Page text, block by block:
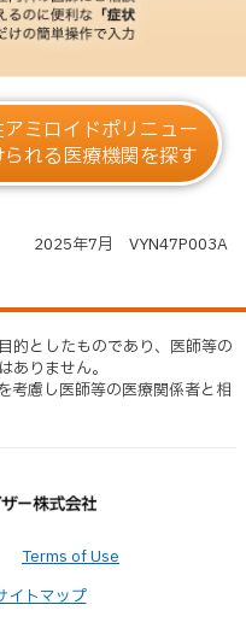
ミロイドポリニュー
れる医療機関を探す
2025年7月 VYN47P003A
的としたものであり、医師等の
ありません。
考慮し医師等の医療関係者と相
Terms of Use
イトマップ